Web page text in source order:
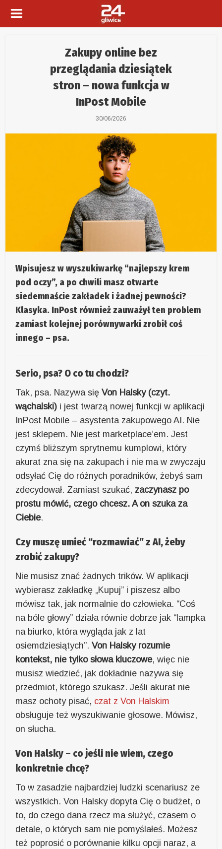
Zakupy online bez
przeglądania dziesiątek
stron – nowa funkcja w
InPost Mobile
30/06/2026
Wpisujesz w wyszukiwarkę “najlepszy krem
pod oczy”, a po chwili masz otwarte
siedemnaście zakładek i żadnej pewności?
Klasyka. InPost również zauważył ten problem
zamiast kolejnej porównywarki zrobił coś
innego – psa.
Serio, psa? O co tu chodzi?
Tak, psa. Nazywa sięVon Halsky (czyt.
wąchalski) i jest twarzą nowej funkcji w aplikacji
InPost Mobile – asystenta zakupowego AI. Nie
jest sklepem. Nie jest marketplace’em. Jest
czymś bliższym sprytnemu kumplowi, który
akurat zna się na zakupach i nie ma w zwyczaju
odsyłać Cię do różnych poradników, żebyś sam
zdecydował. Zamiast szukać, zaczynasz po
prostu mówić, czego chcesz. A on szuka za
Ciebie.
Czy muszę umieć “rozmawiać” z AI, żeby
zrobić zakupy?
Nie musisz znać żadnych trików. W aplikacji
wybierasz zakładkę „Kupuj” i piszesz albo
mówisz tak, jak normalnie do człowieka. “Coś
na bóle głowy” działa równie dobrze jak “lampka
na biurko, która wygląda jak z lat
osiemdziesiątych”.Von Halsky rozumie
kontekst, nie tylko słowa kluczowe, więc nie
musisz wiedzieć, jak dokładnie nazywa się
przedmiot, którego szukasz. Jeśli akurat nie
masz ochoty pisać, czat z Von Halskim
obsługuje też wyszukiwanie głosowe. Mówisz,
on słucha.
Von Halsky – co jeśli nie wiem, czego
konkretnie chcę?
To w zasadzie najbardziej ludzki scenariusz ze
wszystkich. Von Halsky dopyta Cię o budżet, o
to, do czego dana rzecz ma służyć, czasem o
detale, o których sam nie pomyślałeś. Możesz
też poprosić o porównanie kilku opcji naraz, a